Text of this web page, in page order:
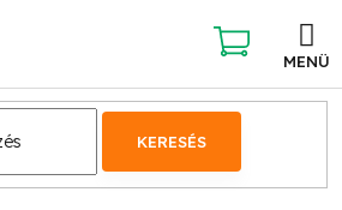
KERESÉS
KOSÁR